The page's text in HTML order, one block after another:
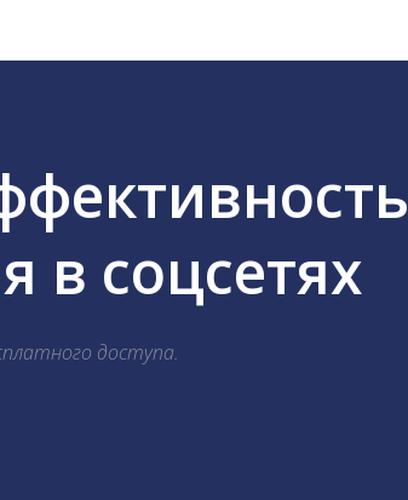
в соцсетях
доступа.